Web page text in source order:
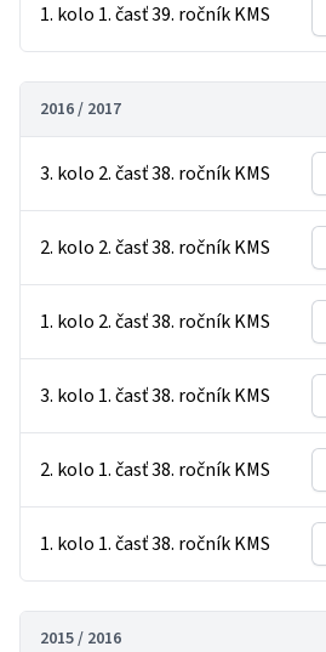
1. kolo 1. časť 39. ročník KMS
2016 / 2017
3. kolo 2. časť 38. ročník KMS
2. kolo 2. časť 38. ročník KMS
1. kolo 2. časť 38. ročník KMS
3. kolo 1. časť 38. ročník KMS
2. kolo 1. časť 38. ročník KMS
1. kolo 1. časť 38. ročník KMS
2015 / 2016